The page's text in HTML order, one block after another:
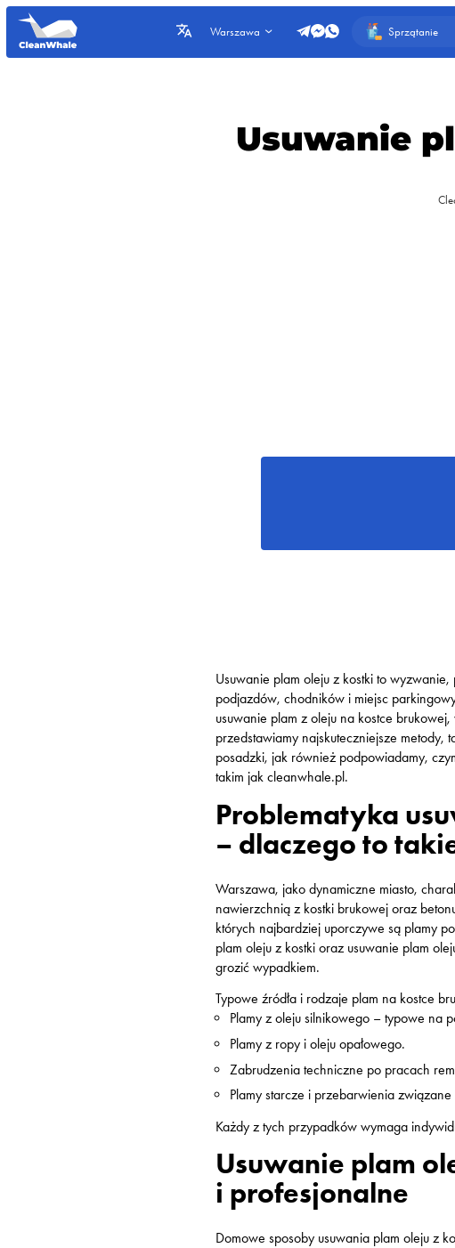
Warszawa Sprzątanie
Usuwanie
Usuwanie plam oleju z kostki to
podjazdów, chodników i miejsc
usuwanie plam z oleju na kostce
przedstawiamy najskuteczniejsze metody,
posadzki, jak również podpowiadamy,
takim jak cleanwhale.pl.
Problematyka
– dlaczego to
Warszawa, jako dynamiczne miasto,
nawierzchnią z kostki brukowej oraz
których najbardziej uporczywe są plamy
plam oleju z kostki oraz usuwanie plam
grozić wypadkiem.
Typowe źródła i rodzaje plam na kostce
Plamy z oleju silnikowego – typowe na
Plamy z ropy i oleju opałowego.
Zabrudzenia techniczne po pracach
Plamy starcze i przebarwienia
Każdy z tych przypadków wymaga
Usuwanie plam
i profesjonalne
Domowe sposoby usuwania plam oleju z